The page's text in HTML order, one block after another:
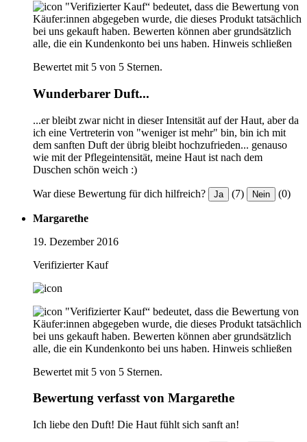
"Verifizierter Kauf“ bedeutet, dass die Bewertung von
Käufer:innen abgegeben wurde, die dieses Produkt tatsächlich
bei uns gekauft haben. Bewerten können aber grundsätzlich
alle, die ein Kundenkonto bei uns haben. Hinweis schließen
Bewertet mit 5 von 5 Sternen.
Wunderbarer Duft...
...er bleibt zwar nicht in dieser Intensität auf der Haut, aber da
ich eine Vertreterin von "weniger ist mehr" bin, bin ich mit
dem sanften Duft der übrig bleibt hochzufrieden... genauso
wie mit der Pflegeintensität, meine Haut ist nach dem
Duschen schön weich :)
War diese Bewertung für dich hilfreich? Ja (7) Nein (0)
Margarethe
19. Dezember 2016
Verifizierter Kauf
"Verifizierter Kauf“ bedeutet, dass die Bewertung von
Käufer:innen abgegeben wurde, die dieses Produkt tatsächlich
bei uns gekauft haben. Bewerten können aber grundsätzlich
alle, die ein Kundenkonto bei uns haben. Hinweis schließen
Bewertet mit 5 von 5 Sternen.
Bewertung verfasst von Margarethe
Ich liebe den Duft! Die Haut fühlt sich sanft an!